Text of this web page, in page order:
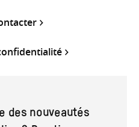
des nouveautés